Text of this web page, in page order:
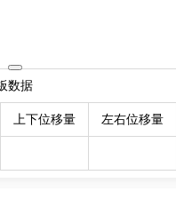
数据
上下位移量 左右位移量